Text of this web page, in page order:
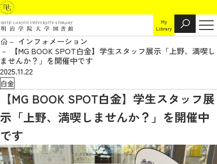
My
Library
インフォメーション
【MG BOOK SPOT白金】学生スタッフ展示「上野、満喫し
ませんか？」を開催中です
2025.11.22
白金
【MG BOOK SPOT白金】学生スタッフ展
示「上野、満喫しませんか？」を開催中
です